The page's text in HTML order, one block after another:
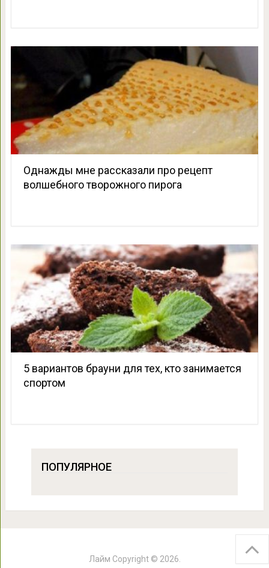
Однажды мне рассказали про рецепт
волшебного творожного пирога
5 вариантов брауни для тех, кто занимается
спортом
ПОПУЛЯРНОЕ
Лайм Copyright © 2026.